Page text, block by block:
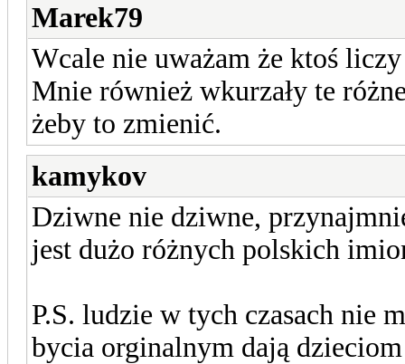
Marek79
Wcale nie uważam że ktoś
Mnie również wkurzały te
żeby to zmienić.
kamykov
Dziwne nie dziwne,
jest dużo różnych polskich
P.S. ludzie w tych czasach nie
bycia orginalnym dają